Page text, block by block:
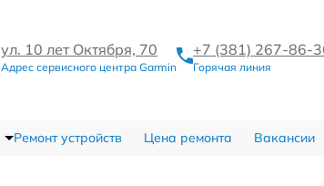
ул. 10 лет Октября, 70
Адрес сервисного центра Garmin
+7 (381) 267-86-
Горячая линия
Ремонт устройств Цена ремонта Вакансии